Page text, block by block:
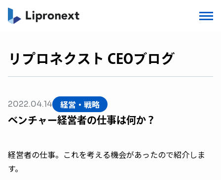
リプロネクスト CEOブログ
2022.04.14 経営・戦略
ベンチャー経営者の仕事は何か？
経営者の仕事。これを考える機会があったので紹介しま
す。